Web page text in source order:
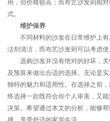
用，但价格较高；而布艺沙发则相
式。
维护保养
不同材料的沙发在日常维护上
洁剂清洁，而布艺沙发则可以考虑
选购沙发并没有绝对的好坏，
及预算来做出合适的选择。无论是
独特的魅力和适用性。在选择之前
终选择一款既符合你个人审美，又
决策。希望通过本文的分析，能够